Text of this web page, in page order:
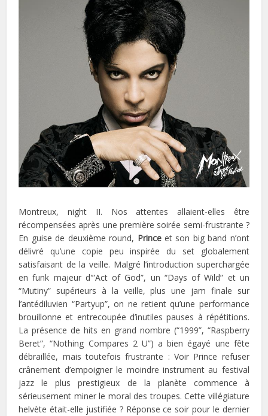
Montreux, night II. Nos attentes allaient-elles être
récompensées après une première soirée semi-frustrante ?
En guise de deuxième round, Princeet son big band n’ont
délivré qu’une copie peu inspirée du set globalement
satisfaisant de la veille. Malgré l’introduction superchargée
en funk majeur d'”Act of God”, un “Days of Wild” et un
“Mutiny” supérieurs à la veille, plus une jam finale sur
l’antédiluvien “Partyup”, on ne retient qu’une performance
brouillonne et entrecoupée d’inutiles pauses à répétitions.
La présence de hits en grand nombre (“1999”, “Raspberry
Beret”, “Nothing Compares 2 U”) a bien égayé une fête
débraillée, mais toutefois frustrante : Voir Prince refuser
crânement d’empoigner le moindre instrument au festival
jazz le plus prestigieux de la planète commence à
sérieusement miner le moral des troupes. Cette villégiature
helvète était-elle justifiée ? Réponse ce soir pour le dernier